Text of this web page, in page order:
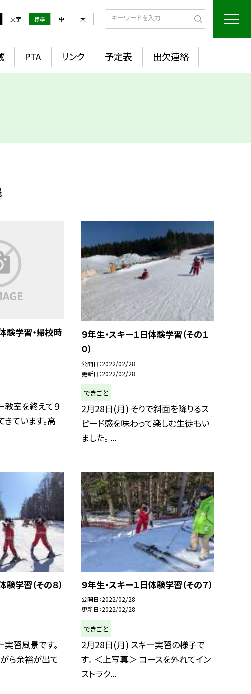
文字 標準 中 大
PTA リンク 予定表 出欠連絡
験学習・帰校時
室を終えて９
ています。高
９年生・スキー１日体験学習（その１
０）
公開日 2022/02/28
更新日 2022/02/28
できごと
2月28日(月) そりで斜面を降りるス
ピード感を味わって楽しむ生徒もい
ました。 ...
験学習（その８）
習風景です。
ら余裕が出て
９年生・スキー１日体験学習（その７）
公開日 2022/02/28
更新日 2022/02/28
できごと
2月28日(月) スキー実習の様子で
す。 ＜上写真＞ コースを外れてイン
ストラク...